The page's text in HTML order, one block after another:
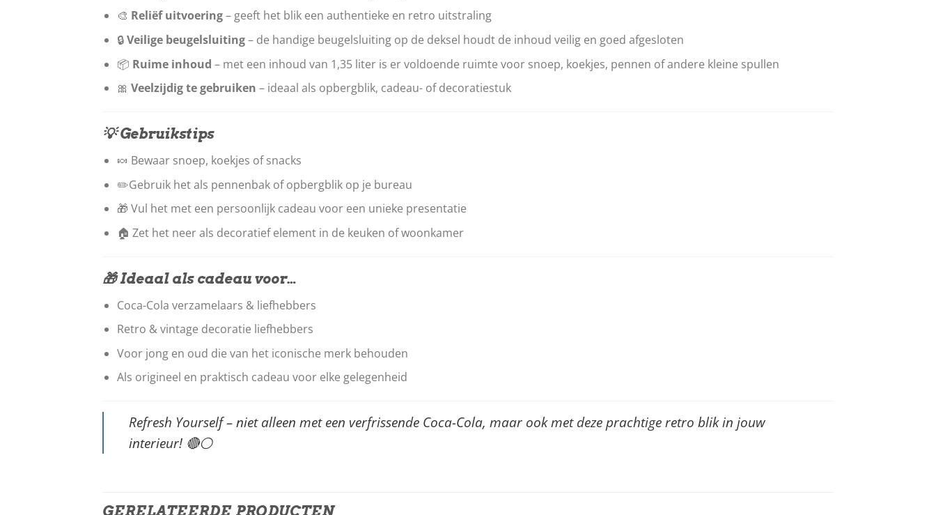
🎨 Reliëf uitvoering– geeft het blik een authentieke en retro uitstraling
🔒Veilige beugelsluiting– de handige beugelsluiting op de deksel houdt de inhoud veilig en goed afgesloten
📦 Ruime inhoud – met een inhoud van 1,35 liter is er voldoende ruimte voor snoep, koekjes, pennen of andere kleine spullen
🎀 Veelzijdig te gebruiken – ideaal als opbergblik, cadeau- of decoratiestuk
💡 Gebruikstips
🍬 Bewaar snoep, koekjes of snacks
✏️Gebruik het als pennenbak of opbergblik op je bureau
🎁 Vul het met een persoonlijk cadeau voor een unieke presentatie
🏠 Zet het neer als decoratief element in de keuken of woonkamer
🎁 Ideaal als cadeau voor…
Coca-Cola verzamelaars & liefhebbers
Retro & vintage decoratie liefhebbers
Voor jong en oud die van het iconische merk behouden
Als origineel en praktisch cadeau voor elke gelegenheid
Refresh Yourself – niet alleen met een verfrissende Coca-Cola, maar ook met deze prachtige retro blik in jouw
interieur! 🔴⚪
GERELATEERDE PRODUCTEN